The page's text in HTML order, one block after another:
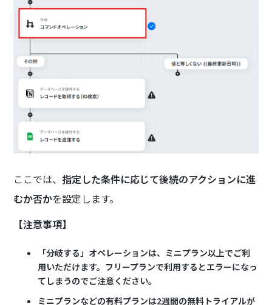
ここでは、指定した条件に応じて後続のアクションに進
むか否かを設定します。
【注意事項】
「分岐する」オペレーションは、ミニプラン以上でご利
用いただけます。フリープランで利用するとエラーになっ
てしまうのでご注意ください。
ミニプランなどの有料プランは2週間の無料トライアルが